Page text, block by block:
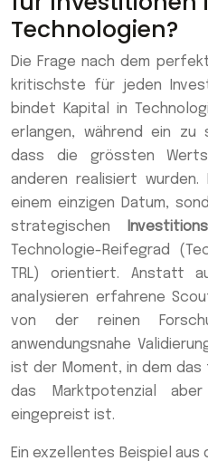
Technologien?
Die Frage nach dem
kritischste für jeden
bindet Kapital in
erlangen, während ein
dass die grössten
anderen realisiert
einem einzigen Datum,
strategischen
Technologie-Reifegrad
TRL) orientiert. Anstatt
analysieren erfahrene
von der reinen
anwendungsnahe
ist der Moment, in dem das
das Marktpotenzial
eingepreist ist.
Ein exzellentes Beispiel